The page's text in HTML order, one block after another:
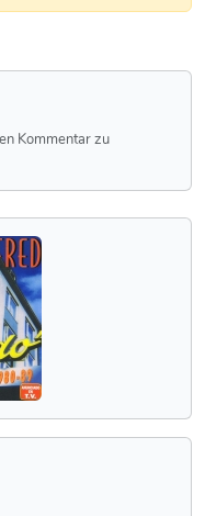
Kommentar zu